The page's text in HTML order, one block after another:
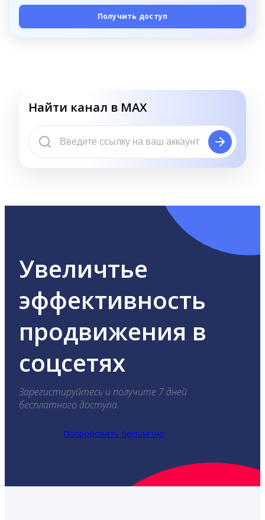
Получить доступ
Найти канал в MAX
Увеличтье
эффективность
продвижения в
соцсетях
Зарегистируйтесь и получите 7 дней
бесплатного доступа.
Попробовать бесплатно